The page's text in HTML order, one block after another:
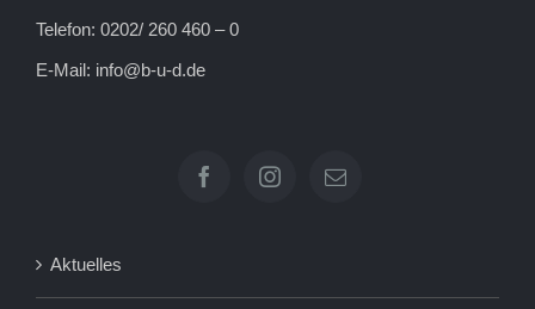
Telefon: 0202/ 260 460 – 0
E-Mail: info@b-u-d.de
Aktuelles